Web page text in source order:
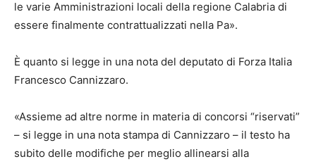
le varie Amministrazioni locali della regione Calabria di
essere finalmente contrattualizzati nella Pa».
È quanto si legge in una nota del deputato di Forza Italia
Francesco Cannizzaro.
«Assieme ad altre norme in materia di concorsi “riservati”
– si legge in una nota stampa di Cannizzaro – il testo ha
subito delle modifiche per meglio allinearsi alla